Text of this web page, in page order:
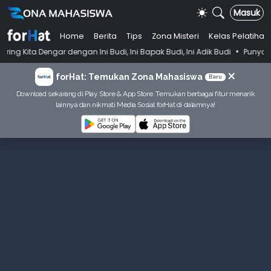
Masuk
Home Berita Tips Zona Misteri
Kelas Pelatihan
dengan Ini Budi, Ini Bapak Budi, Ini Adik Budi
• Punya Tujuan
forHat: Temukan Zona Mahasiswa Baru ×
Download sekarang di Play Store & App Store. Temukan berbagai fitur menarik
lainnya dan nikmati Media Sosial forHat di dalamnya!